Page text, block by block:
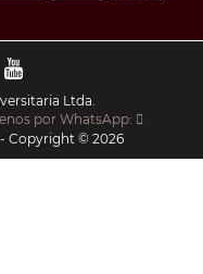
Ltda.
por WhatsApp:
Copyright © 2026